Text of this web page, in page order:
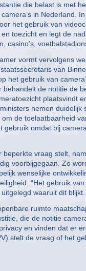
die belast is met
in Nederland.
het gebruik van
toezicht en legt de
casino’s,
vormt vervolgens
van
het gebruik van
behandelt de notitie de
plaatsvindt
nemen
de toelaatbaarheid
gebruik omdat bij
vraag stelt,
voorbijgegaan. Zo
wenselijke
“Het gebruik
waaruit dit
ruimte
die de notitie
en vinden dat er
stelt de vraag of het